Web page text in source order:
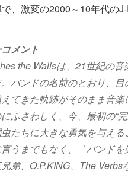
、激変の2000～10年代の
メント
the Wallsは、21世紀の
バンドの名前のとおり、
てきた軌跡がそのまま音
ふさわしく、今、最初の“
たちに大きな勇気を与える
うまでもなく、「バンド
弟、O.P.KING、The